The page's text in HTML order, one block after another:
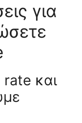
για
rate και